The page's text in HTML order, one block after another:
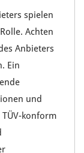
spielen
Achten
Anbieters
. Ein
und
konform